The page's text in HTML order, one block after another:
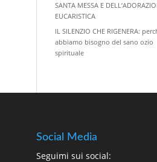
SANTA MESSA E
EUCARISTICA
IL SILENZIO CHE RIGENERA:
abbiamo bisogno del sano ozio
spirituale
Social Media
Seguimi sui social: